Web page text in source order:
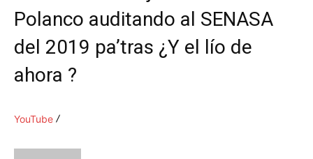
Polanco auditando al SENASA
del 2019 pa’tras ¿Y el lío de
ahora ?
YouTube